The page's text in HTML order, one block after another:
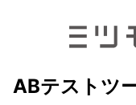
ABテストツ